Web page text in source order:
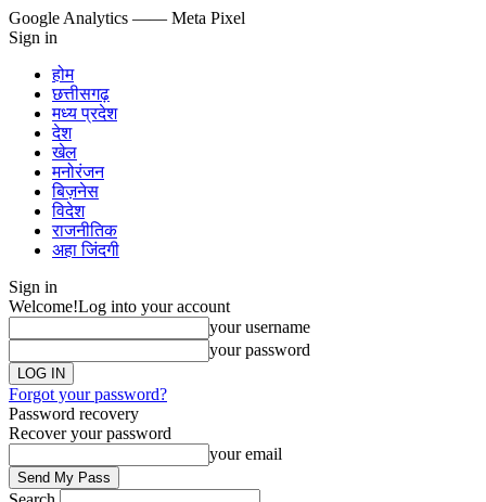
Google Analytics —— Meta Pixel
Sign in
होम
छत्तीसगढ़
मध्य प्रदेश
देश
खेल
मनोरंजन
बिज़नेस
विदेश
राजनीतिक
अहा जिंदगी
Sign in
Welcome!Log into your account
your username
your password
Forgot your password?
Password recovery
Recover your password
your email